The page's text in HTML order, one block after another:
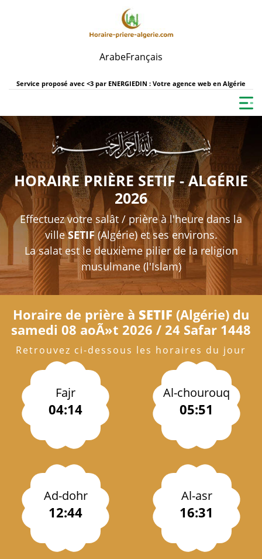
ArabeFrançais
Service proposé avec <3 par ENERGIEDIN : Votre agence web en Algérie
HORAIRE PRIÈRE SETIF - ALGÉRIE
2026
Effectuez votre salât / prière à l'heure dans la
villeSETIF(Algérie) et ses environs.
La salat est le deuxième pilier de la religion
musulmane (l'Islam)
Horaire de prière à SETIF (Algérie) du
samedi 08 aoÃ»t 2026 / 24 Safar 1448
Retrouvez ci-dessous les horaires du jour
Fajr
04:14
Al-chourouq
05:51
Ad-dohr
12:44
Al-asr
16:31